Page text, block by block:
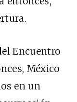
Encuentro
México
en un